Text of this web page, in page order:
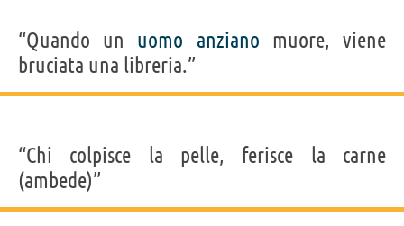
“Quando un uomo anziano muore, viene
bruciata una libreria.”
“Chi colpisce la pelle, ferisce la carne
(ambede)”